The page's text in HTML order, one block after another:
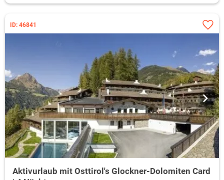
ID: 46841
Aktivurlaub mit Osttirol's Glockner-Dolomiten Card